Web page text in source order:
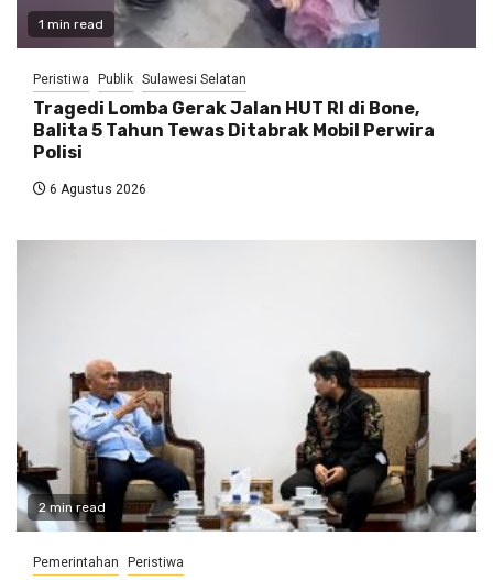
1 min read
Peristiwa Publik Sulawesi Selatan
Tragedi Lomba Gerak Jalan HUT RI di Bone,
Balita 5 Tahun Tewas Ditabrak Mobil Perwira
Polisi
6 Agustus 2026
2 min read
Pemerintahan Peristiwa